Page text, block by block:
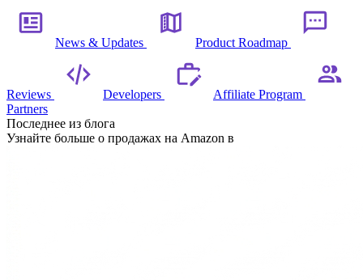
News & Updates Product Roadmap
Reviews Developers
Affiliate Program
Partners
Последнее из блога
Узнайте больше о продажах на Amazon в